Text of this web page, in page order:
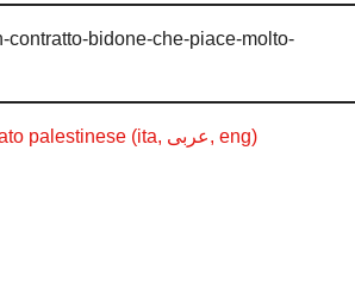
bidone-che-piace-molto-
[PALESTINA] Piena solidarietà allo sciopero generale del proletariato palestinese (ita, عربى, eng)